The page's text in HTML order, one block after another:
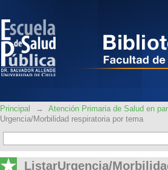
Principal → Atención Primaria de Salud en
Urgencia/Morbilidad respiratoria por tema
ListarUrgencia/